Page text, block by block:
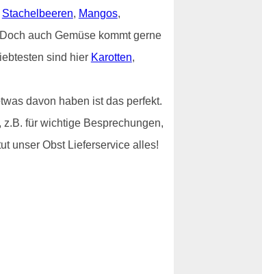
Stachelbeeren, Mangos,
auch Gemüse kommt gerne
sind hier Karotten,
davon haben ist das perfekt.
für wichtige Besprechungen,
unser Obst Lieferservice alles!